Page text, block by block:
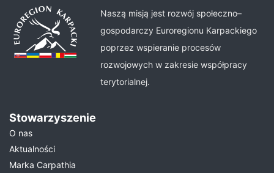
Naszą misją jest rozwój społeczno–
gospodarczy Euroregionu Karpackiego
poprzez wspieranie procesów
rozwojowych w zakresie współpracy
terytorialnej.
Stowarzyszenie
O nas
Aktualności
Marka Carpathia